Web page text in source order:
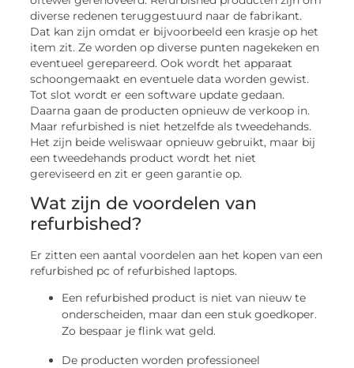
diverse redenen teruggestuurd naar de fabrikant.
Dat kan zijn omdat er bijvoorbeeld een krasje op het
item zit. Ze worden op diverse punten nagekeken en
eventueel gerepareerd. Ook wordt het apparaat
schoongemaakt en eventuele data worden gewist.
Tot slot wordt er een software update gedaan.
Daarna gaan de producten opnieuw de verkoop in.
Maar refurbished is niet hetzelfde als tweedehands.
Het zijn beide weliswaar opnieuw gebruikt, maar bij
een tweedehands product wordt het niet
gereviseerd en zit er geen garantie op.
Wat zijn de voordelen van
refurbished?
Er zitten een aantal voordelen aan het kopen van een
refurbished pc of refurbished laptops.
Een refurbished product is niet van nieuw te
onderscheiden, maar dan een stuk goedkoper.
Zo bespaar je flink wat geld.
De producten worden professioneel